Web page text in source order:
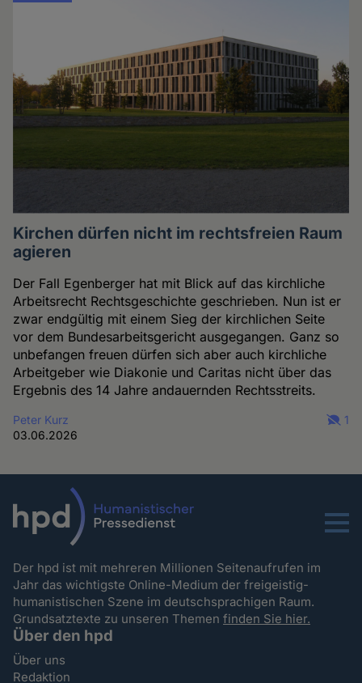
Kirchen dürfen nicht im rechtsfreien Raum
agieren
Der Fall Egenberger hat mit Blick auf das kirchliche
Arbeitsrecht Rechtsgeschichte geschrieben. Nun ist er
zwar endgültig mit einem Sieg der kirchlichen Seite
vor dem Bundesarbeitsgericht ausgegangen. Ganz so
unbefangen freuen dürfen sich aber auch kirchliche
Arbeitgeber wie Diakonie und Caritas nicht über das
Ergebnis des 14 Jahre andauernden Rechtsstreits.
Peter Kurz
03.06.2026
1
Menu
Der hpd ist mit mehreren Millionen Seitenaufrufen im
Jahr das wichtigste Online-Medium der freigeistig-
humanistischen Szene im deutschsprachigen Raum.
Grundsatztexte zu unseren Themenfinden Sie hier.
Über den hpd
Über uns
Redaktion